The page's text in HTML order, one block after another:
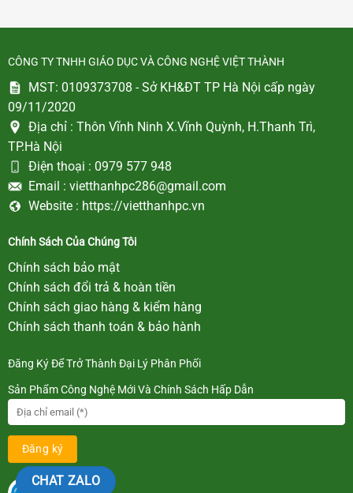
CÔNG TY TNHH GIÁO DỤC VÀ CÔNG NGHỆ VIỆT THÀNH
MST: 0109373708 - Sở KH&ĐT TP Hà Nội cấp ngày
09/11/2020
Địa chỉ : Thôn Vĩnh Ninh X.Vĩnh Quỳnh, H.Thanh Trì,
TP.Hà Nội
Điện thoại : 0979 577 948
Email : vietthanhpc286@gmail.com
Website : https://vietthanhpc.vn
Chính Sách Của Chúng Tôi
Chính sách bảo mật
Chính sách đổi trả & hoàn tiền
Chính sách giao hàng & kiểm hàng
Chính sách thanh toán & bảo hành
Đăng Ký Để Trở Thành Đại Lý Phân Phối
Sản Phẩm Công Nghệ Mới Và Chính Sách Hấp Dẫn
CHAT ZALO